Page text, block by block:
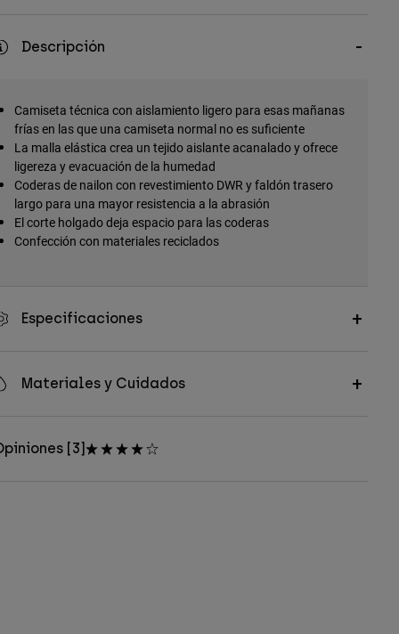
Descripción
Camiseta técnica con aislamiento ligero para esas mañanas
frías en las que una camiseta normal no es suficiente
La malla elástica crea un tejido aislante acanalado y ofrece
ligereza y evacuación de la humedad
Coderas de nailon con revestimiento DWR y faldón trasero
largo para una mayor resistencia a la abrasión
El corte holgado deja espacio para las coderas
Confección con materiales reciclados
Especificaciones
Materiales y Cuidados
[3]